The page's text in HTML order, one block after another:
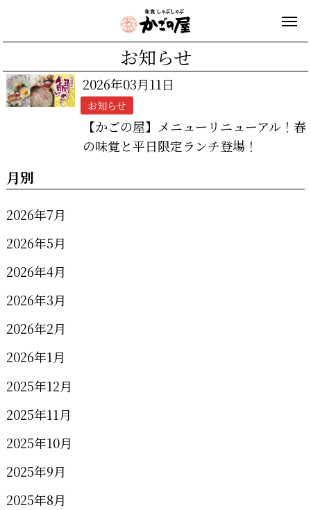
お知らせ
2026年03月11日
お知らせ
【かごの屋】メニューリニューアル！春
の味覚と平日限定ランチ登場！
月別
2026年7月
2026年5月
2026年4月
2026年3月
2026年2月
2026年1月
2025年12月
2025年11月
2025年10月
2025年9月
2025年8月